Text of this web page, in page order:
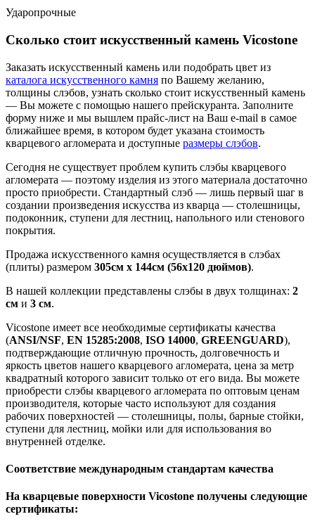
Ударопрочные
Сколько стоит искусственный камень Vicostone
Заказать искусственный камень или подобрать цвет из
каталога искусственного камня по Вашему желанию,
толщины слэбов, узнать сколько стоит искусственный камень
— Вы можете с помощью нашего прейскуранта. Заполните
форму ниже и мы вышлем прайс-лист на Ваш e-mail в самое
ближайшее время, в котором будет указана стоимость
кварцевого агломерата и доступные размеры слэбов.
Сегодня не существует проблем купить слэбы кварцевого
агломерата — поэтому изделия из этого материала достаточно
просто приобрести. Стандартный слэб — лишь первый шаг в
создании произведения искусства из кварца — столешницы,
подоконник, ступени для лестниц, напольного или стенового
покрытия.
Продажа искусственного камня осуществляется в слэбах
(плиты) размером 305cм x 144cм (56х120 дюймов).
В нашей коллекции представлены слэбы в двух толщинах: 2
см и 3 см.
Vicostone имеет все необходимые сертификаты качества
(ANSI/NSF, EN 15285:2008, ISO 14000, GREENGUARD),
подтверждающие отличную прочность, долговечность и
яркость цветов нашего кварцевого агломерата, цена за метр
квадратный которого зависит только от его вида. Вы можете
приобрести слэбы кварцевого агломерата по оптовым ценам
производителя, которые часто используют для создания
рабочих поверхностей — столешницы, полы, барные стойки,
ступени для лестниц, мойки или для использования во
внутренней отделке.
Соответствие международным стандартам качества
На кварцевые поверхности Vicostone получены следующие
сертификаты: